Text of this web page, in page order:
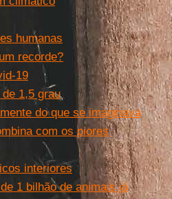
humanas
recorde?
19
1,5 grau
do que se imaginava
com os piores
interiores
1 bilhão de animais já